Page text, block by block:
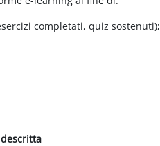
completati, quiz sostenuti);